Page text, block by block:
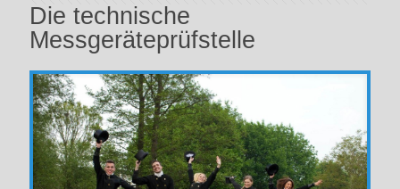
Die technische
Messgeräteprüfstelle